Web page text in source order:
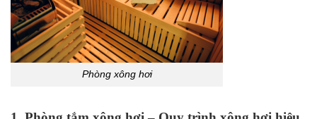
Phòng xông hơi